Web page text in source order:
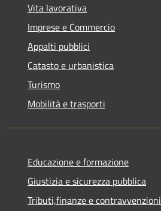
Vita lavorativa
Imprese e Commercio
Appalti pubblici
Catasto e urbanistica
Turismo
Mobilità e trasporti
Educazione e formazione
Giustizia e sicurezza pubblica
Tributi,finanze e contravvenzioni